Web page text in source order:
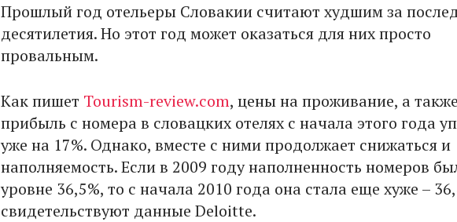
Прошлый год отельеры Словакии считают худшим за
десятилетия. Но этот год может оказаться для них просто
провальным.
Как пишет Tourism-review.com, цены на проживание, а также
прибыль с номера в словацких отелях с начала этого года
уже на 17%. Однако, вместе с ними продолжает снижаться и
наполняемость. Если в 2009 году наполненность номеров
уровне 36,5%, то с начала 2010 года она стала еще хуже –
свидетельствуют данные Deloitte.